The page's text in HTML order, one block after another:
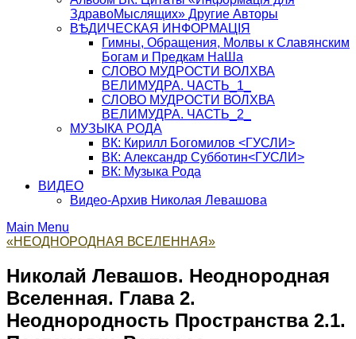
ЗдравоМыслящих» Другие Авторы
ВѢДИЧЕСКАЯ ИНФОРМАЦIЯ
Гимны, Обращения, Молвы к Славянским
Богам и Предкам НаШа
СЛОВО МУДРОСТИ ВОЛХВА
ВЕЛИМУДРА. ЧАСТЬ_1_
СЛОВО МУДРОСТИ ВОЛХВА
ВЕЛИМУДРА. ЧАСТЬ_2_
МУЗЫКА РОДА
ВК: Кирилл Богомилов <ГУСЛИ>
ВК: Александр Субботин<ГУСЛИ>
ВК: Музыка Рода
ВИДЕО
Видео-Архив Николая Левашова
Main Menu
«НЕОДНОРОДНАЯ ВСЕЛЕННАЯ»
Николай Левашов. Неоднородная
Вселенная. Глава 2.
Неоднородность Пространства 2.1.